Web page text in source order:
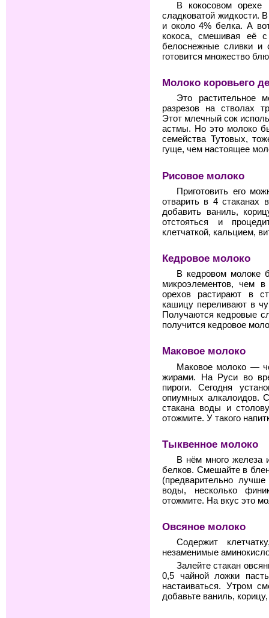
В кокосовом орехе
сладковатой жидкости.
и около 4% белка. А
кокоса, смешивая её
белоснежные сливки и
готовится множество
Молоко коровьего
Это растительное
разрезов на стволах
Этот млечный сок
астмы. Но это молоко
семейства Тутовых,
гуще, чем настоящее
Рисовое молоко
Приготовить его
отварить в 4 стаканах
добавить ваниль,
отстояться и
клетчаткой, кальцием,
Кедровое молоко
В кедровом молоке
микроэлементов, чем
орехов растирают в
кашицу переливают в
Получаются кедровые
получится кедровое
Маковое молоко
Маковое молоко —
жирами. На Руси во
пироги. Сегодня
опиумных алкалоидов.
стакана воды и
отожмите. У такого
Тыквенное молоко
В нём много железа
белков. Смешайте в
(предварительно
воды, несколько
отожмите. На вкус это
Овсяное молоко
Содержит
незаменимые
Залейте стакан
0,5 чайной ложки
настаиваться. Утром
добавьте ваниль,